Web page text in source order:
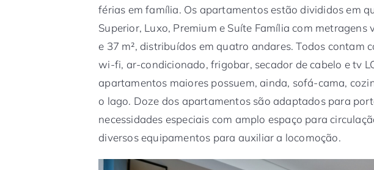
férias em família. Os apartamentos estão divididos em
Superior, Luxo, Premium e Suíte Família com metragens
e 37 m², distribuídos em quatro andares. Todos contam
wi-fi, ar-condicionado, frigobar, secador de cabelo e tv
apartamentos maiores possuem, ainda, sofá-cama,
o lago. Doze dos apartamentos são adaptados para
necessidades especiais com amplo espaço para
diversos equipamentos para auxiliar a locomoção.